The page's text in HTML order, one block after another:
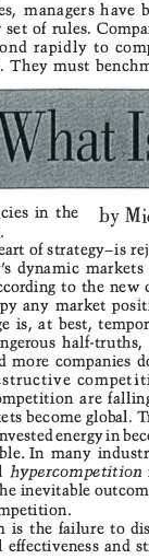
 
 
 
 
   

 
  
 
  

 



 


   
 